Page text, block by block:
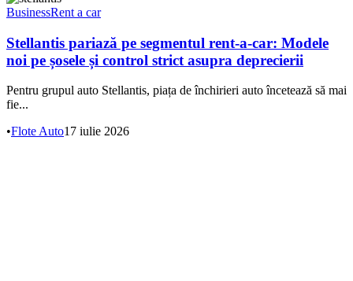
BusinessRent a car
Stellantis pariază pe segmentul rent-a-car: Modele
noi pe șosele și control strict asupra deprecierii
Pentru grupul auto Stellantis, piața de închirieri auto încetează să mai
fie...
•Flote Auto17 iulie 2026